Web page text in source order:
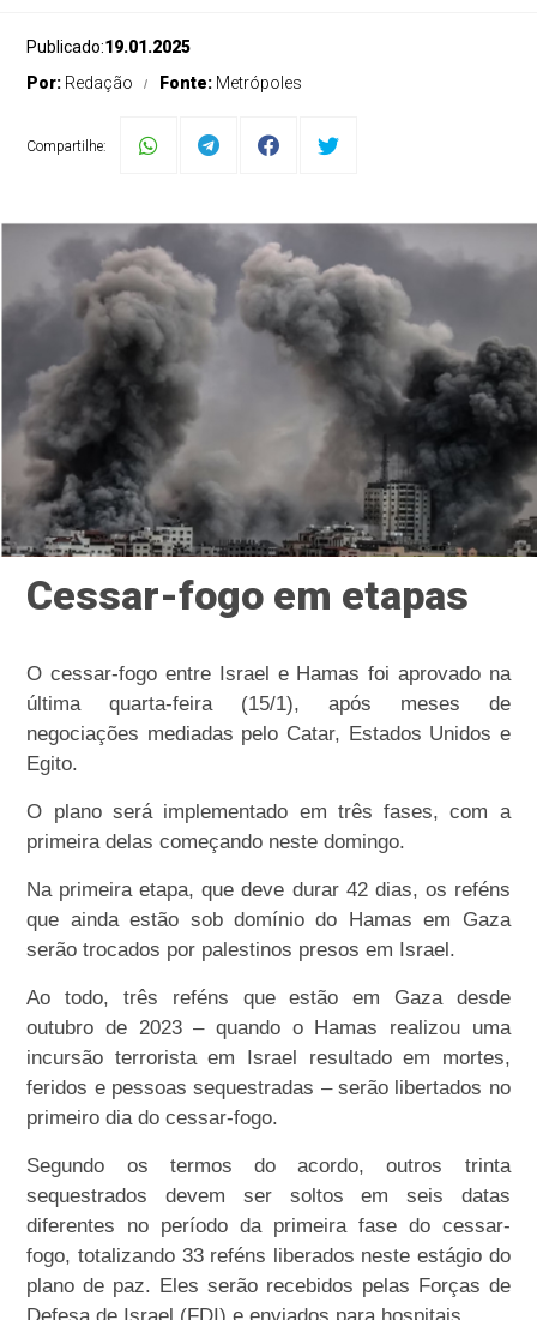
Publicado:19.01.2025
Por: Redação Fonte: Metrópoles
Compartilhe:
Cessar-fogo em etapas
O cessar-fogo entre Israel e Hamas foi aprovado na
última quarta-feira (15/1), após meses de
negociações mediadas pelo Catar, Estados Unidos e
Egito.
O plano será implementado em três fases, com a
primeira delas começando neste domingo.
Na primeira etapa, que deve durar 42 dias, os reféns
que ainda estão sob domínio do Hamas em Gaza
serão trocados por palestinos presos em Israel.
Ao todo, três reféns que estão em Gaza desde
outubro de 2023 – quando o Hamas realizou uma
incursão terrorista em Israel resultado em mortes,
feridos e pessoas sequestradas – serão libertados no
primeiro dia do cessar-fogo.
Segundo os termos do acordo, outros trinta
sequestrados devem ser soltos em seis datas
diferentes no período da primeira fase do cessar-
fogo, totalizando 33 reféns liberados neste estágio do
plano de paz. Eles serão recebidos pelas Forças de